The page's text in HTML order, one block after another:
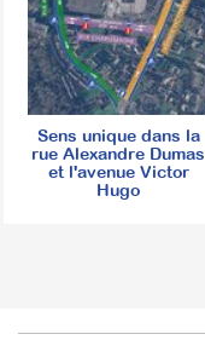
Sens unique dans la
rue Alexandre Dumas
et l'avenue Victor
Hugo